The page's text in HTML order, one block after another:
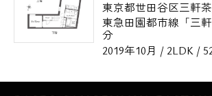
東京都世田谷区三軒
東急田園都市線「三
分
2019年10月 / 2LDK /